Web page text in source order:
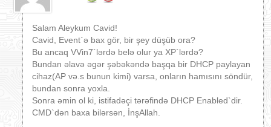
Salam Aleykum Cavid!
Cavid, Event`ə bax gör, bir şey düşüb ora?
Bu ancaq VVin7`lərdə belə olur ya XP`lərdə?
Bundan əlavə əgər şəbəkəndə başqa bir DHCP paylayan
cihaz(AP və.s bunun kimi) varsa, onların hamısını söndür,
bundan sonra yoxla.
Sonra əmin ol ki, istifadəçi tərəfində DHCP Enabled`dir.
CMD`dən baxa bilərsən, İnşAllah.